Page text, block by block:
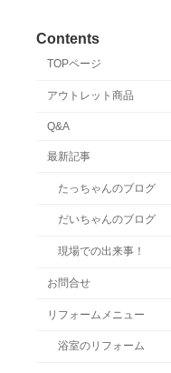
Contents
TOPページ
アウトレット商品
Q&A
最新記事
たっちゃんのブログ
だいちゃんのブログ
現場での出来事！
お問合せ
リフォームメニュー
浴室のリフォーム